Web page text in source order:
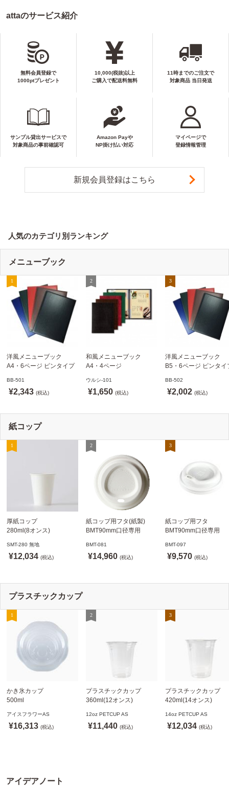
attaのサービス紹介
無料会員登録で
1000ptプレゼント
10,000(税抜)以上
ご購入で配送料無料
11時までのご注文で
対象商品 当日発送
サンプル貸出サービスで
対象商品の事前確認可
Amazon Payや
NP掛け払い対応
マイページで
登録情報管理
新規会員登録はこちら
人気のカテゴリ別ランキング
メニューブック
洋風メニューブック
A4・6ページ ピンタイプ
ニュー えいむ(Aim)【当日
発送可】
BB-501
¥2,343 (税込)
和風メニューブック
A4・4ページ
ウルシ-101 シンビ
(SHIMBI)【当日発送可】
ウルシ-101
¥1,650 (税込)
洋風メニューブック
B5・6ページ ピンタイ
ニュー6P えいむ(Aim)
BB-502
¥2,002 (税込)
紙コップ
厚紙コップ
280ml(8オンス)
SMT-280 無地
※沖縄・離島 送料別途
SMT-280 無地
¥12,034 (税込)
紙コップ用フタ(紙製)
BMT90mm口径専用
ドリンキングリッド
※適合品番あり ※沖縄・
BMT-081
¥14,960 (税込)
紙コップ用フタ
BMT90mm口径専用
ノーストローフタ
※適合品番あり ※沖縄
BMT-097
¥9,570 (税込)
プラスチックカップ
かき氷カップ
500ml
※北海道・沖縄・離島 送
料別途
アイスフラワーAS
¥16,313 (税込)
プラスチックカップ
360ml(12オンス)
製)
※沖縄・離島 配送料別途
12oz PETCUP AS
¥11,440 (税込)
プラスチックカップ
420ml(14オンス)
製)
※沖縄・離島 配送料
14oz PETCUP AS
¥12,034 (税込)
アイデアノート